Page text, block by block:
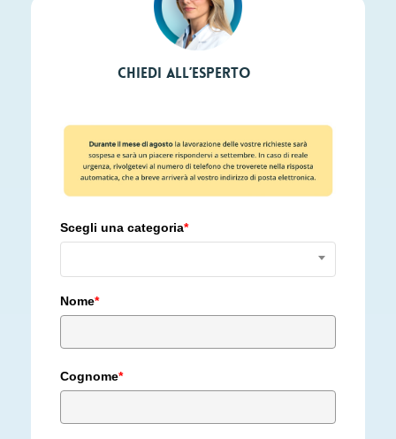
Chiedi all’esperto
Scegli una categoria*
Nome*
Cognome*